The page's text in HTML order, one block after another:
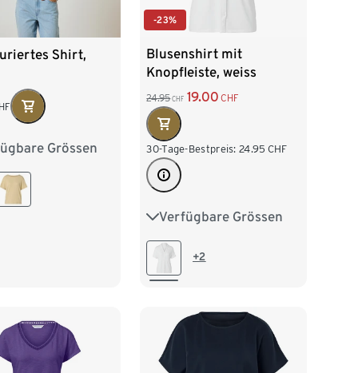
Shirt,
Grössen
M 40/42
-23%
Blusenshirt mit
Knopfleiste, weiss
24.95 CHF 19.00 CHF
30-Tage-Bestpreis: 24.95 CHF
Verfügbare Grössen
S 36/38 M 40/42
L 44/46+2